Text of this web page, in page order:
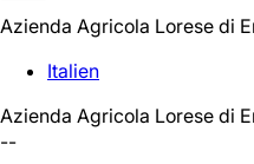
Azienda Agricola Lorese di
Italien
Azienda Agricola Lorese di
--